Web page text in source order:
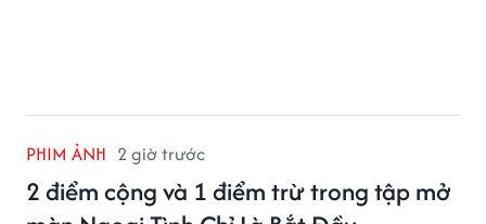
PHIM ẢNH 2 giờ trước
2 điểm cộng và 1 điểm trừ trong tập mở